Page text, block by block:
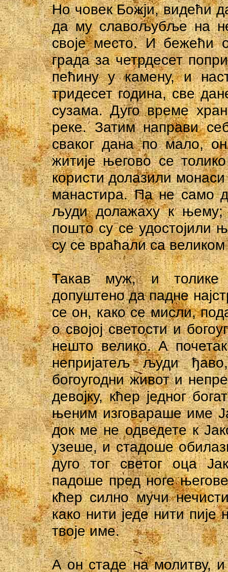
Но човек Божји, видећи
да му славољубље на
своје место. И бежећи
града за четрдесет
пећину у камену, и
тридесет година, све
сузама. Дуго време
реке. Затим направи
сваког дана по мало,
житије његово се
користи долазили
манастира. Па не само
људи долажаху к
пошто су се удостојили
су се враћали са
Такав муж, и толике
допуштено да падне
се он, како се мисли,
о својој светости и
нешто велико. А
непријатељ људи
богоугодни живот и
девојку, кћер једног
њеним изговараше име
док ме не одведете к
узеше, и стадоше
дуго тог светог оца
падоше пред ноге
кћер силно мучи
како нити једе нити
твоје име.
А он стаде на молитву,